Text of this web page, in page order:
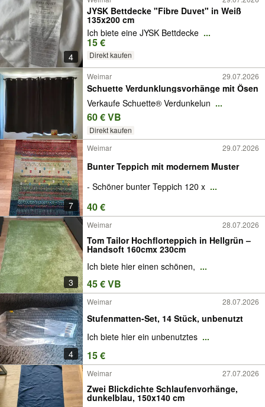
4
JYSK Bettdecke "Fibre Duvet" in Weiß
135x200 cm
Ich biete eine JYSK Bettdecke ...
15 €
Direkt kaufen
Weimar 29.07.2026
Schuette Verdunklungsvorhänge mit Ösen
Verkaufe Schuette® Verdunkelun ...
60 € VB
Direkt kaufen
7
Weimar 29.07.2026
Bunter Teppich mit modernem Muster
- Schöner bunter Teppich 120 x ...
40 €
3
Weimar 28.07.2026
Tom Tailor Hochflorteppich in Hellgrün –
Handsoft 160cmx 230cm
Ich biete hier einen schönen, ...
45 € VB
4
Weimar 28.07.2026
Stufenmatten-Set, 14 Stück, unbenutzt
Ich biete hier ein unbenutztes ...
15 €
Weimar 27.07.2026
Zwei Blickdichte Schlaufenvorhänge,
dunkelblau, 150x140 cm